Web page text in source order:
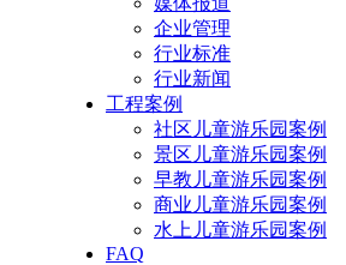
企业管理
行业标准
行业新闻
工程案例
社区儿童游乐园案例
景区儿童游乐园案例
早教儿童游乐园案例
商业儿童游乐园案例
水上儿童游乐园案例
FAQ